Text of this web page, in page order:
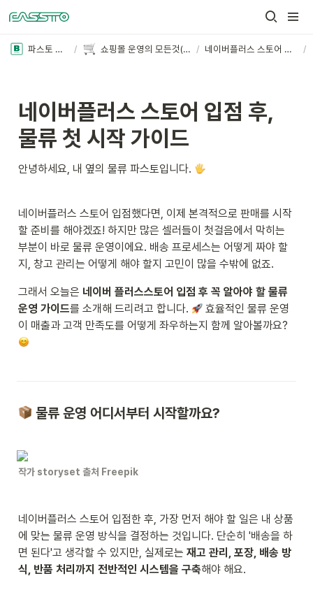
파스토 블로그 / 쇼핑몰 운영의 모든것(더보기+) / 네이버플러스 스토어 입점 후, 물류 첫 시작 가이드 /
네이버플러스 스토어 입점 후,
물류 첫 시작 가이드
안녕하세요, 내 옆의 물류 파스토입니다.
네이버플러스 스토어 입점했다면, 이제 본격적으로 판매를 시작
할 준비를 해야겠죠! 하지만 많은 셀러들이 첫걸음에서 막히는
부분이 바로 물류 운영이에요. 배송 프로세스는 어떻게 짜야 할
지, 창고 관리는 어떻게 해야 할지 고민이 많을 수밖에 없죠.
그래서 오늘은 네이버 플러스스토어 입점 후 꼭 알아야 할 물류
운영 가이드를 소개해 드리려고 합니다.
효율적인 물류 운영
이 매출과 고객 만족도를 어떻게 좌우하는지 함께 알아볼까요?
물류 운영 어디서부터 시작할까요?
작가 storyset 출처 Freepik
네이버플러스 스토어 입점한 후, 가장 먼저 해야 할 일은 내 상품
에 맞는 물류 운영 방식을 결정하는 것입니다. 단순히 '배송을 하
면 된다'고 생각할 수 있지만, 실제로는 재고 관리, 포장, 배송 방
식, 반품 처리까지 전반적인 시스템을 구축해야 해요.